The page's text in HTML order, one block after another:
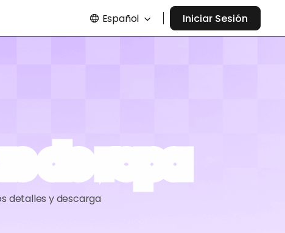
Español Iniciar Sesión
de ropa
detalles y descarga